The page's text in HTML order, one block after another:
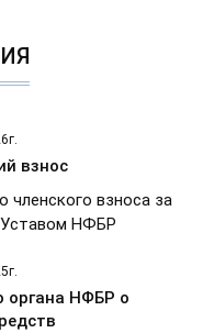
взнос
членского взноса за
Уставом НФБР
органа НФБР о